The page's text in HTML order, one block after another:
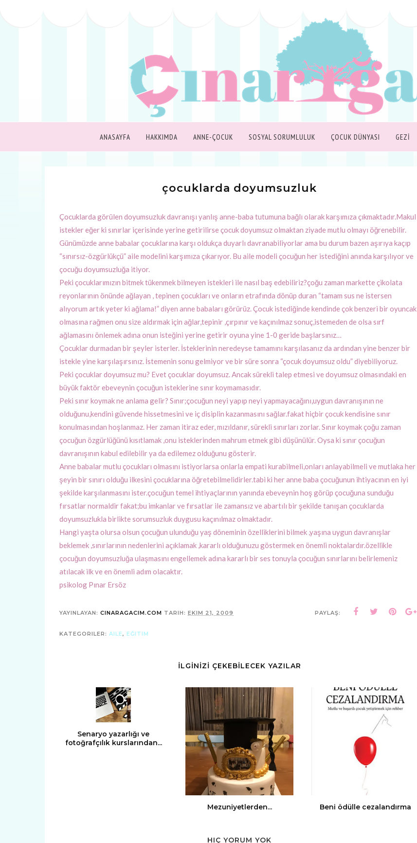
ANASAYFA HAKKIMDA ANNE-ÇOCUK SOSYAL SORUMLULUK ÇOCUK DÜNYASI GEZİ
çocuklarda doyumsuzluk
Çocuklarda görülen doyumsuzluk davranışı yanlış anne-baba tutumuna bağlı olarak karşımıza çıkmaktadır.Makul
istekler eğer ki sınırlar içerisinde yerine getirilirse çocuk doyumsuz olmaktan ziyade mutlu olmayı öğrenebilir.
Günümüzde anne babalar çocuklarına karşı oldukça duyarlı davranabiliyorlar ama bu durum bazen aşırıya kaçıp
“sınırsız-özgürlükçü” aile modelini karşımıza çıkarıyor. Bu aile modeli çocuğun her istediğini anında karşılıyor ve
çocuğu doyumsuzluğa itiyor.
Peki çocuklarımızın bitmek tükenmek bilmeyen istekleri ile nasıl baş edebiliriz?çoğu zaman markette çikolata
reyonlarının önünde ağlayan , tepinen çocukları ve onların etrafında dönüp duran “tamam sus ne istersen
alıyorum artık yeter ki ağlama!” diyen anne babaları görürüz. Çocuk istediğinde kendinde çok benzeri bir oyuncak
olmasına rağmen onu size aldırmak için ağlar,tepinir ,çırpınır ve kaçınılmaz sonuç,istemeden de olsa sırf
ağlamasını önlemek adına onun isteğini yerine getirir oyuna yine 1-0 geride başlarsınız…
Çocuklar durmadan bir şeyler isterler. İsteklerinin neredeyse tamamını karşılasanız da ardından yine benzer bir
istekle yine karşılaşırsınız. İstemenin sonu gelmiyor ve bir süre sonra “çocuk doyumsuz oldu” diyebiliyoruz.
Peki çocuklar doyumsuz mu? Evet çocuklar doyumsuz. Ancak sürekli talep etmesi ve doyumsuz olmasındaki en
büyük faktör ebeveynin çocuğun isteklerine sınır koymamasıdır.
Peki sınır koymak ne anlama gelir? Sınır;çocuğun neyi yapıp neyi yapmayacağını,uygun davranışının ne
olduğunu,kendini güvende hissetmesini ve iç disiplin kazanmasını sağlar.fakat hiçbir çocuk kendisine sınır
konulmasından hoşlanmaz. Her zaman itiraz eder, mızıldanır, sürekli sınırları zorlar. Sınır koymak çoğu zaman
çocuğun özgürlüğünü kısıtlamak ,onu isteklerinden mahrum etmek gibi düşünülür. Oysa ki sınır çocuğun
davranışının kabul edilebilir ya da edilemez olduğunu gösterir.
Anne babalar mutlu çocukları olmasını istiyorlarsa onlarla empati kurabilmeli,onları anlayabilmeli ve mutlaka her
şeyin bir sınırı olduğu ilkesini çocuklarına öğretebilmelidirler.tabi ki her anne baba çocuğunun ihtiyacının en iyi
şekilde karşılanmasını ister.çocuğun temel ihtiyaçlarının yanında ebeveynin hoş görüp çocuğuna sunduğu
fırsatlar normaldir fakat;bu imkanlar ve fırsatlar ile zamansız ve abartılı bir şekilde tanışan çocuklarda
doyumsuzlukla birlikte sorumsuzluk duygusu kaçınılmaz olmaktadır.
Hangi yaşta olursa olsun çocuğun ulunduğu yaş döneminin özelliklerini bilmek ,yaşına uygun davranışlar
beklemek ,sınırlarının nedenlerini açıklamak ,kararlı olduğunuzu göstermek en önemli noktalardır.özellikle
çocuğun doyumsuzluğa ulaşmasını engellemek adına kararlı bir ses tonuyla çocuğun sınırlarını belirlemeniz
atılacak ilk ve en önemli adım olacaktır.
psikolog Pınar Ersöz
YAYINLAYAN: CINARAGACIM.COM TARIH: EKIM 21, 2009 PAYLAŞ:
KATEGORILER: AILE, EĞITIM
İLGİNİZİ ÇEKEBİLECEK YAZILAR
Senaryo yazarlığı ve
fotoğrafçılık kurslarından...
Mezuniyetlerden... Beni ödülle cezalandırma
HIÇ YORUM YOK